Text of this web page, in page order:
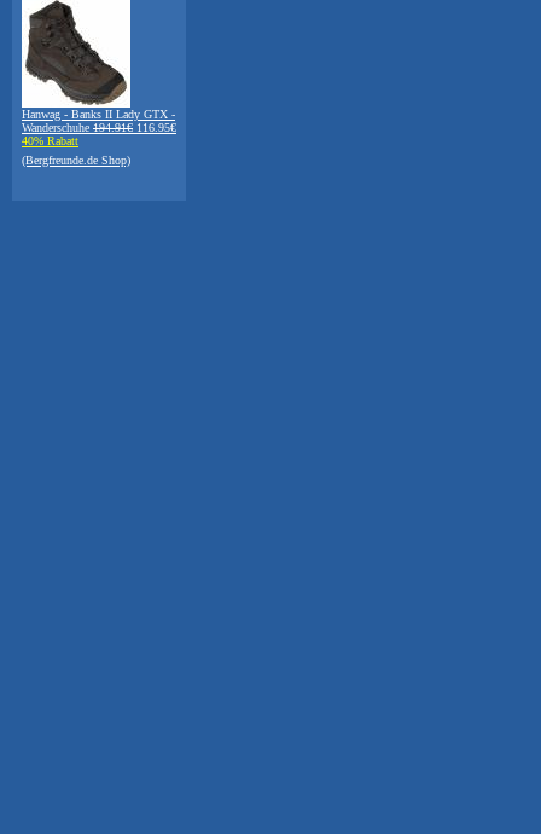
Hanwag - Banks II Lady GTX -
Wanderschuhe 194.91€ 116.95€
40% Rabatt
(Bergfreunde.de Shop)